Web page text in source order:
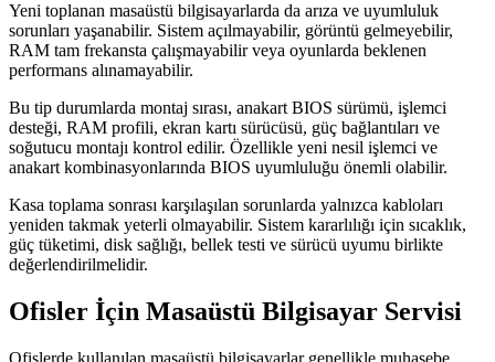
Yeni toplanan masaüstü bilgisayarlarda da arıza ve uyumluluk
sorunları yaşanabilir. Sistem açılmayabilir, görüntü gelmeyebilir,
RAM tam frekansta çalışmayabilir veya oyunlarda beklenen
performans alınamayabilir.
Bu tip durumlarda montaj sırası, anakart BIOS sürümü, işlemci
desteği, RAM profili, ekran kartı sürücüsü, güç bağlantıları ve
soğutucu montajı kontrol edilir. Özellikle yeni nesil işlemci ve
anakart kombinasyonlarında BIOS uyumluluğu önemli olabilir.
Kasa toplama sonrası karşılaşılan sorunlarda yalnızca kabloları
yeniden takmak yeterli olmayabilir. Sistem kararlılığı için sıcaklık,
güç tüketimi, disk sağlığı, bellek testi ve sürücü uyumu birlikte
değerlendirilmelidir.
Ofisler İçin Masaüstü Bilgisayar Servisi
Ofislerde kullanılan masaüstü bilgisayarlar genellikle muhasebe